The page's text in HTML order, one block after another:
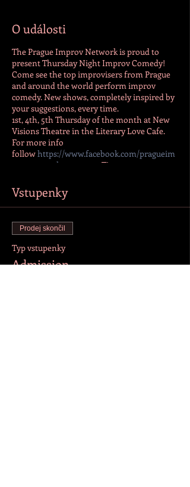
O události
The Prague Improv Network is proud to
present Thursday Night Improv Comedy!
Come see the top improvisers from Prague
and around the world perform improv
comedy. New shows, completely inspired by
your suggestions, every time.
1st, 4th, 5th Thursday of the month at New
Visions Theatre in the Literary Love Cafe.
For more info
followhttps://www.facebook.com/pragueim
provnetwork
or contact Tim
159.
Vstupenky
Prodej skončil
Typ vstupenky
Admission